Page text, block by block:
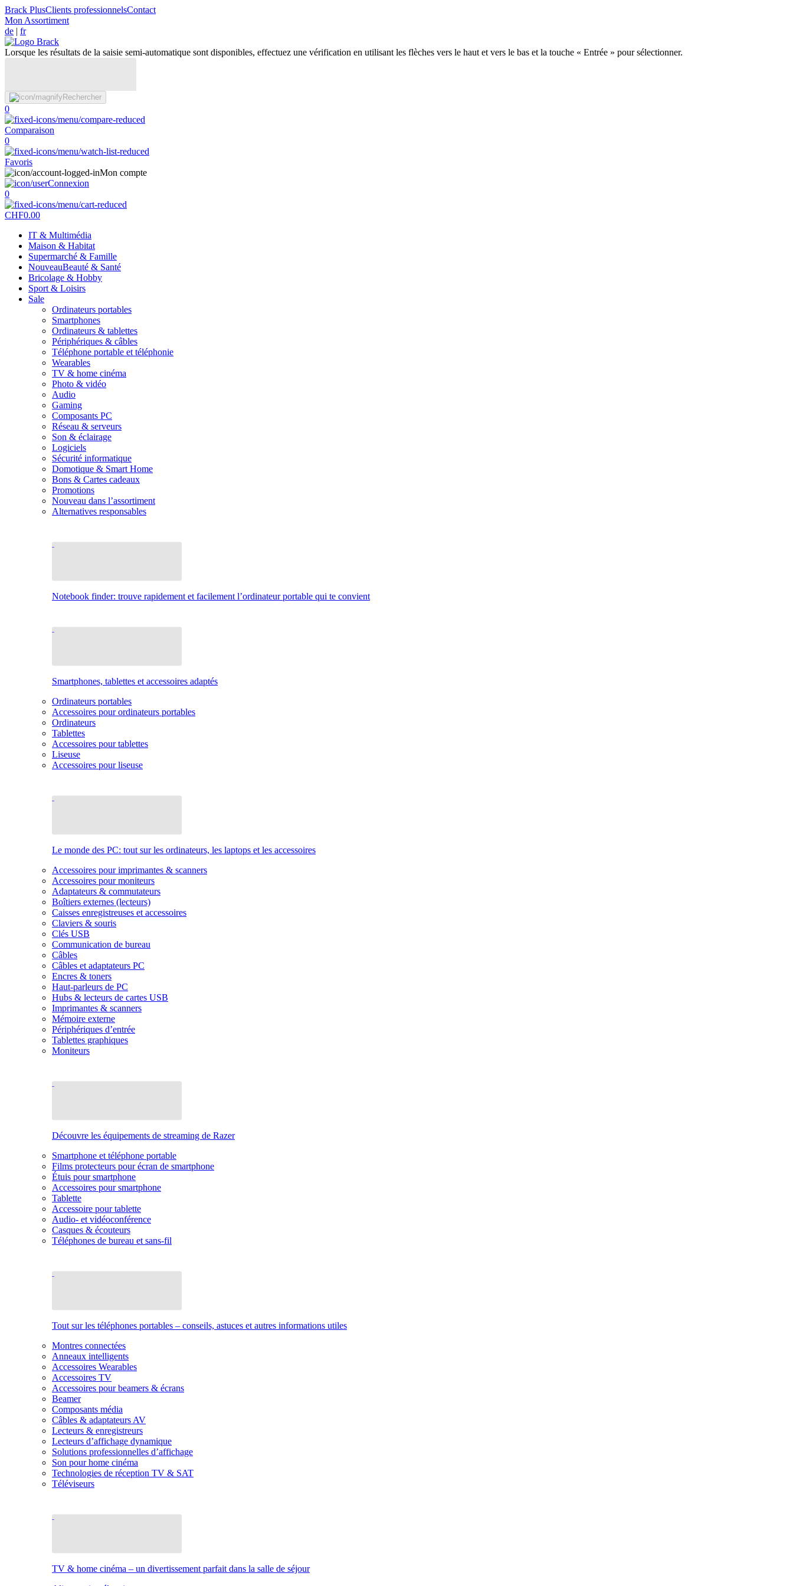
Brack PlusClients professionnelsContact
Mon Assortiment
de | fr
Lorsque les résultats de la saisie semi-automatique sont disponibles, effectuez une vérification en utilisant les flèches vers le haut et vers le bas et la touche « Entrée » pour sélectionner.
Rechercher
0
Comparaison
0
Favoris
Mon compte
Connexion
0
CHF0.00
IT & Multimédia
Maison & Habitat
Supermarché & Famille
NouveauBeauté & Santé
Bricolage & Hobby
Sport & Loisirs
Sale
Ordinateurs portables
Smartphones
Ordinateurs & tablettes
Périphériques & câbles
Téléphone portable et téléphonie
Wearables
TV & home cinéma
Photo & vidéo
Audio
Gaming
Composants PC
Réseau & serveurs
Son & éclairage
Logiciels
Sécurité informatique
Domotique & Smart Home
Bons & Cartes cadeaux
Promotions
Nouveau dans l’assortiment
Alternatives responsables
Notebook finder: trouve rapidement et facilement l’ordinateur portable qui te convient
Smartphones, tablettes et accessoires adaptés
Ordinateurs portables
Accessoires pour ordinateurs portables
Ordinateurs
Tablettes
Accessoires pour tablettes
Liseuse
Accessoires pour liseuse
Le monde des PC: tout sur les ordinateurs, les laptops et les accessoires
Accessoires pour imprimantes & scanners
Accessoires pour moniteurs
Adaptateurs & commutateurs
Boîtiers externes (lecteurs)
Caisses enregistreuses et accessoires
Claviers & souris
Clés USB
Communication de bureau
Câbles
Câbles et adaptateurs PC
Encres & toners
Haut-parleurs de PC
Hubs & lecteurs de cartes USB
Imprimantes & scanners
Mémoire externe
Périphériques d’entrée
Tablettes graphiques
Moniteurs
Découvre les équipements de streaming de Razer
Smartphone et téléphone portable
Films protecteurs pour écran de smartphone
Étuis pour smartphone
Accessoires pour smartphone
Tablette
Accessoire pour tablette
Audio- et vidéoconférence
Casques & écouteurs
Téléphones de bureau et sans-fil
Tout sur les téléphones portables – conseils, astuces et autres informations utiles
Montres connectées
Anneaux intelligents
Accessoires Wearables
Accessoires TV
Accessoires pour beamers & écrans
Beamer
Composants média
Câbles & adaptateurs AV
Lecteurs & enregistreurs
Lecteurs d’affichage dynamique
Solutions professionnelles d’affichage
Son pour home cinéma
Technologies de réception TV & SAT
Téléviseurs
TV & home cinéma – un divertissement parfait dans la salle de séjour